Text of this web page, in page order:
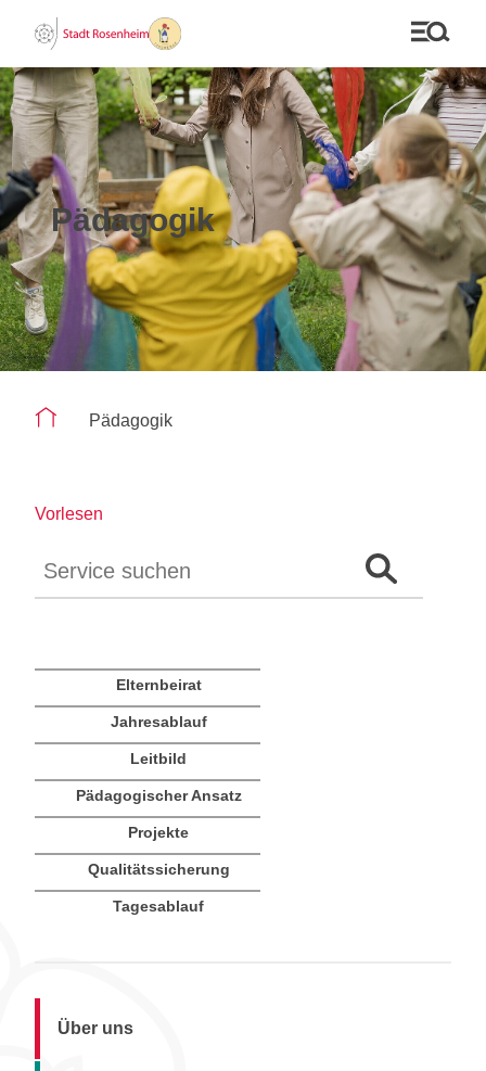
Pädagogik
Sie befinden sich auf der Seite "Pädagogik"
Pädagogik
Vorlesen
Suchformular
Elternbeirat
Jahresablauf
Leitbild
Pädagogischer Ansatz
Projekte
Qualitätssicherung
Tagesablauf
Über uns